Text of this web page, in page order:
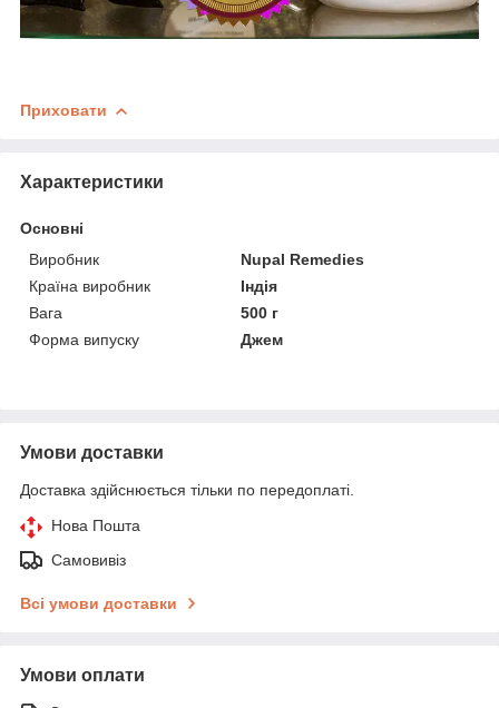
Приховати
Характеристики
Основні
Виробник
Nupal Remedies
Країна виробник
Індія
Вага
500 г
Форма випуску
Джем
Умови доставки
Доставка здійснюється тільки по передоплаті.
Нова Пошта
Самовивіз
Всі умови доставки
Умови оплати